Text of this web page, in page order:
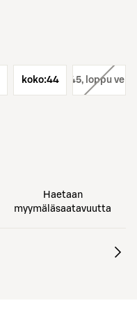
koko:44
koko: 45, loppu
Haetaan
myymäläsaatavuutta